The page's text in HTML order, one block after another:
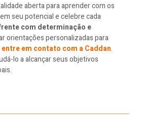
aberta para aprender com os
seu potencial e celebre cada
com determinação e
orientações personalizadas para
entre em contato com a Caddan.
lo a alcançar seus objetivos